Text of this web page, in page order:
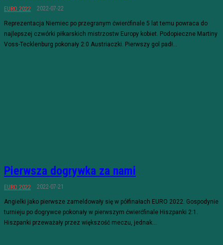
EURO 2022 2022-07-22
Reprezentacja Niemiec po przegranym ćwierćfinale 5 lat temu powraca do
najlepszej czwórki piłkarskich mistrzostw Europy kobiet. Podopieczne Martiny
Voss-Tecklenburg pokonały 2:0 Austriaczki. Pierwszy gol padł...
Pierwsza dogrywka za nami
EURO 2022 2022-07-21
Angielki jako pierwsze zameldowały się w półfinałach EURO 2022. Gospodynie
turnieju po dogrywce pokonały w pierwszym ćwierćfinale Hiszpanki 2:1.
Hiszpanki przeważały przez większość meczu, jednak...